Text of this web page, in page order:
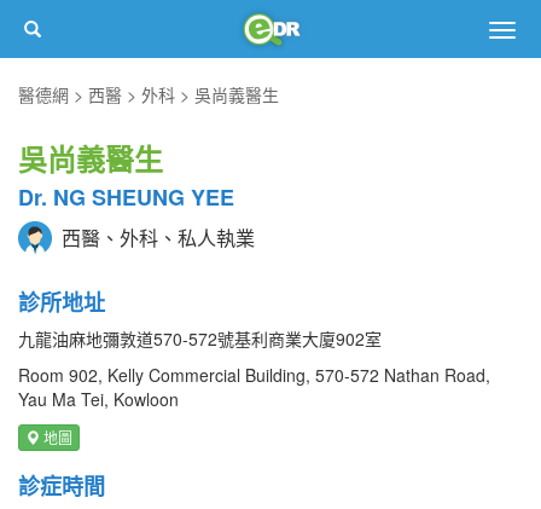
醫德網
西醫 外科 吳尚義醫生
吳尚義醫生
Dr. NG SHEUNG YEE
西醫、外科、私人執業
診所地址
九龍油麻地彌敦道570-572號基利商業大廈902室
Room 902, Kelly Commercial Building, 570-572 Nathan Road,
Yau Ma Tei, Kowloon
地圖
診症時間